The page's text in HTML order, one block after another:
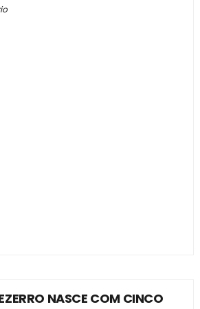
NASCE COM CINCO